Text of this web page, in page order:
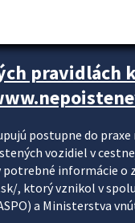
postupne do
vozidiel v
potrebné informácie
, ktorý vznikol v
a Ministerstva